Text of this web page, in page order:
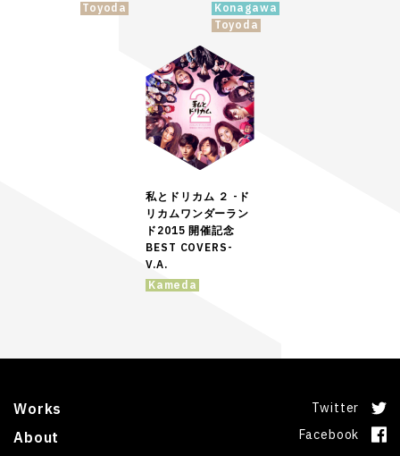
Toyoda
Konagawa
Toyoda
私とドリカム ２ -ド
リカムワンダーラン
ド2015 開催記念
BEST COVERS-
V.A.
Kameda
Works
About
Twitter
Facebook